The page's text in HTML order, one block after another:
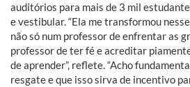
auditórios para mais de 3 mil
e vestibular. “Ela me transformou
não só num professor de enfrentar as
professor de ter fé e acreditar
de aprender”, reflete. “Acho
resgate e que isso sirva de incentivo